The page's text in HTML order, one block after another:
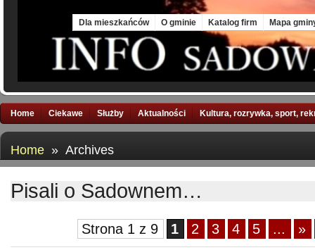
Dla mieszkańców O gminie Katalog firm Mapa
Home Ciekawe Służby Aktualności Kultura, rozrywka, sport,
Home » Archives
Pisali o Sadownem…
Strona 1 z 9 1 2 3 4 5 ... »